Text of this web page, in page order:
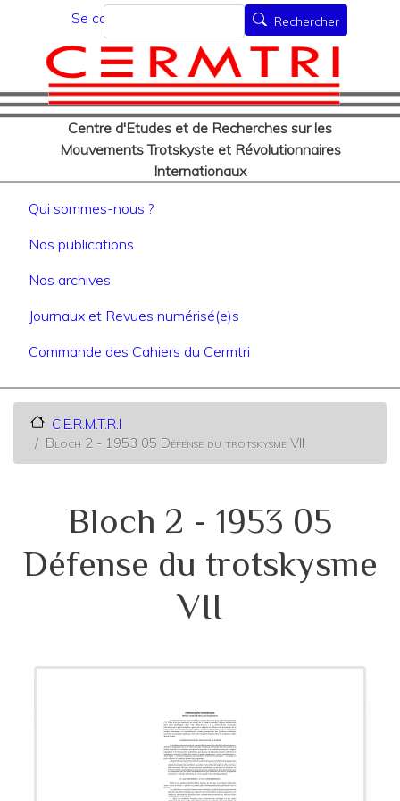
au
contenu
principal
Menu du compte de
Se connecter
Centre d'Etudes et de Recherches sur les
Mouvements Trotskyste et Révolutionnaires
Internationaux
Rechercher Rechercher
Navigation principale
Qui sommes-nous ?
Nos publications
Nos archives
Journaux et Revues numérisé(e)s
Commande des Cahiers du Cermtri
C.E.R.M.T.R.I
Bloch 2 - 1953 05 Défense du trotskysme VII
Bloch 2 - 1953 05
Défense du trotskysme
VII